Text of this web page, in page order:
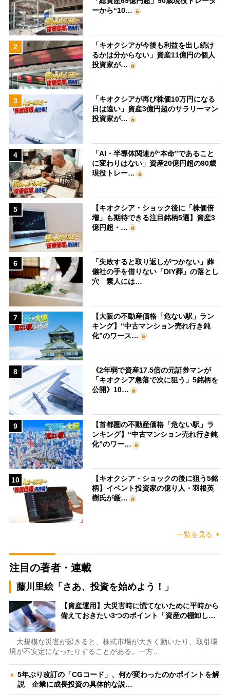
ーから“10…
2
「キオクシアが今後も利益を出し続け
るかは分からない」資産11億円の個人
投資家が…
3
「キオクシアが再び株価10万円になる
日は遠い」資産3億円超のサラリーマン
投資家が…
4
「AI・半導体関連が“本命”であること
に変わりはない」資産20億円超の90歳
現役トレー…
5
【キオクシア・ショック後に「株価倍
増」も期待できる注目銘柄5選】資産3
億円超・…
6
「失敗すると取り返しがつかない」葬
儀社の手を借りない「DIY葬」の落とし
穴 素人には…
7
【大阪の不動産価格「危ない駅」ラン
キング】“中古マンション売れ行き鈍
化”のワース…
8
《2年弱で資産17.5倍の元証券マンが
「キオクシア急落で次に狙う」5銘柄を
公開》10…
9
【首都圏の不動産価格「危ない駅」ラ
ンキング】“中古マンション売れ行き鈍
化”のワー…
10
【キオクシア・ショックの後に狙う5銘
柄】イベント投資家の億り人・羽根英
樹氏が厳…
一覧を見る
注目の著者・連載
藤川里絵「さあ、投資を始めよう！」
【資産運用】大災害時に慌てないために平時から
備えておきたい3つのポイント「資産の棚卸し…
大規模な災害が起きると、株式市場が大きく動いたり、取引環
境が不安定になったりすることがある。一方…
5年ぶり改訂の「CGコード」、何が変わったのかポイントを解
説 企業に成長投資の具体的な説…